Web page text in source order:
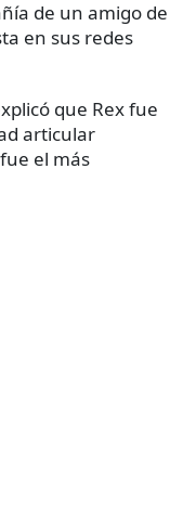
de un amigo de
en sus redes
que Rex fue
articular
el más